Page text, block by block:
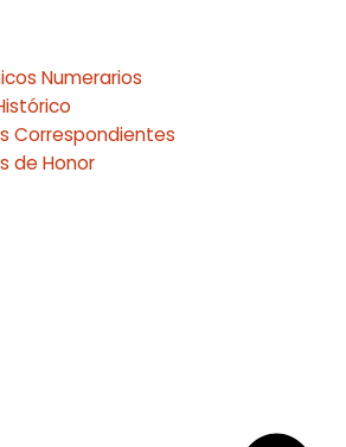
Numerarios
Correspondientes
de Honor